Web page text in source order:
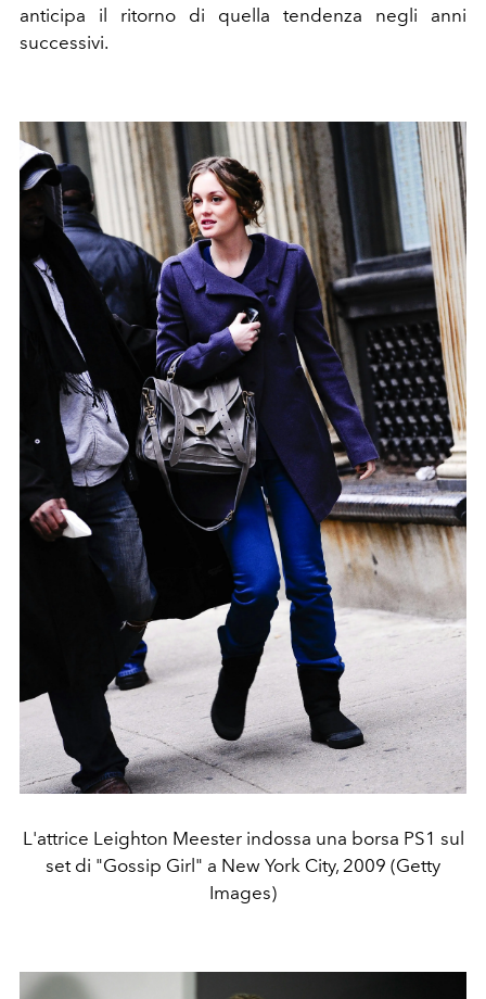
anticipa il ritorno di quella tendenza negli anni
successivi.
L'attrice Leighton Meester indossa una borsa PS1 sul
set di "Gossip Girl" a New York City, 2009 (Getty
Images)